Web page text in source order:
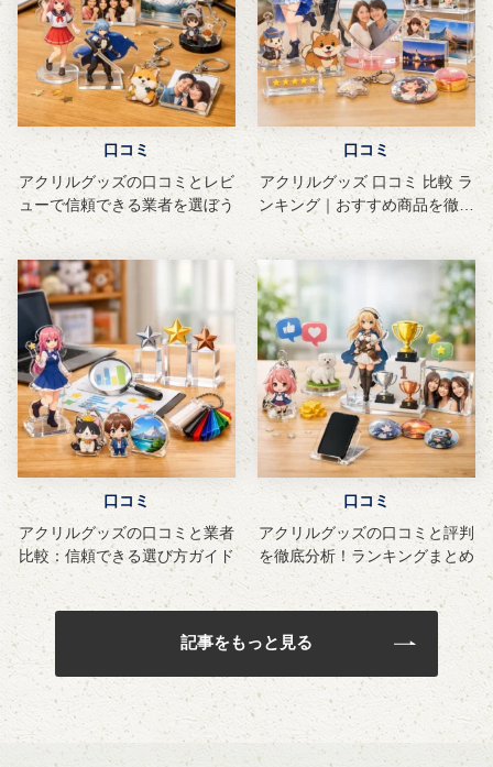
口コミ
アクリルグッズの口コミとレビ
ューで信頼できる業者を選ぼう
口コミ
アクリルグッズ 口コミ 比較 ラ
ンキング｜おすすめ商品を徹底
解説
口コミ
アクリルグッズの口コミと業者
比較：信頼できる選び方ガイド
口コミ
アクリルグッズの口コミと評判
を徹底分析！ランキングまとめ
記事をもっと見る